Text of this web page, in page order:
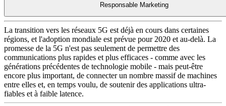
Responsable Marketing
La transition vers les réseaux 5G est déjà en cours dans certaines
régions, et l'adoption mondiale est prévue pour 2020 et au-delà. La
promesse de la 5G n'est pas seulement de permettre des
communications plus rapides et plus efficaces - comme avec les
générations précédentes de technologie mobile - mais peut-être
encore plus important, de connecter un nombre massif de machines
entre elles et, en temps voulu, de soutenir des applications ultra-
fiables et à faible latence.